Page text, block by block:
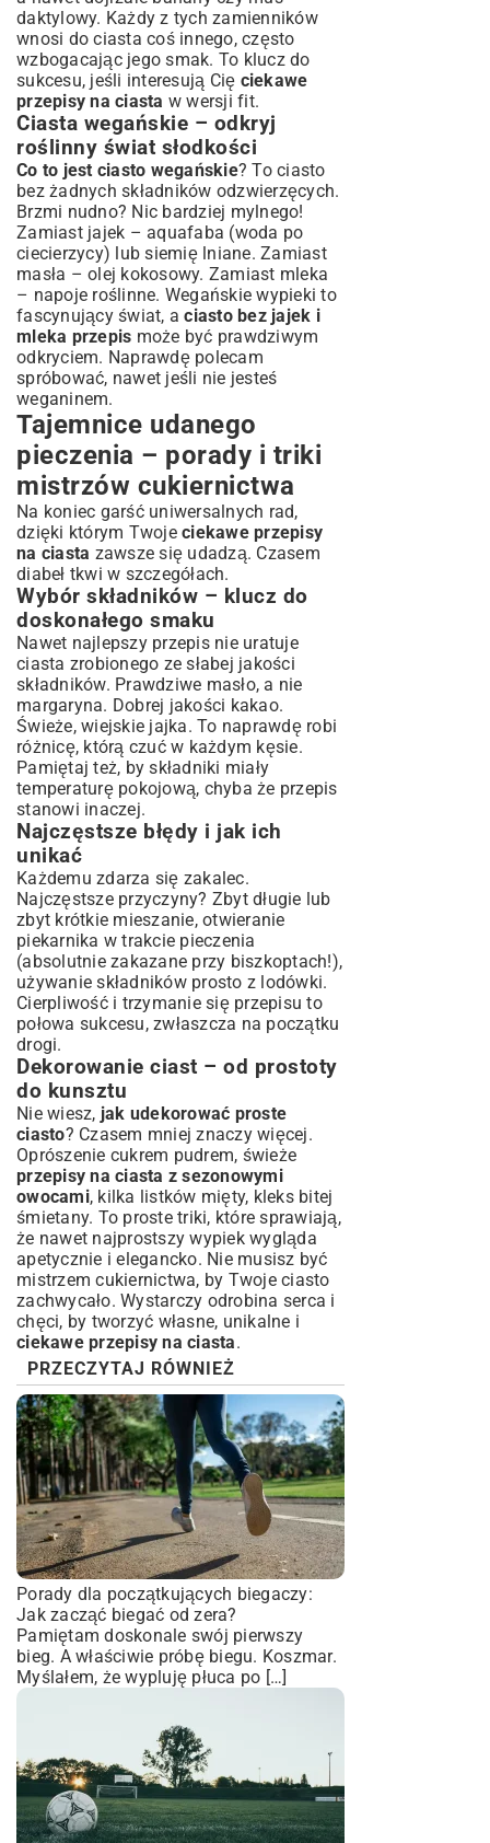
daktylowy. Każdy z tych zamienników
wnosi do ciasta coś innego, często
wzbogacając jego smak. To klucz do
sukcesu, jeśli interesują Cię ciekawe
przepisy na ciasta w wersji fit.
Ciasta wegańskie – odkryj
roślinny świat słodkości
Co to jest ciasto wegańskie? To ciasto
bez żadnych składników odzwierzęcych.
Brzmi nudno? Nic bardziej mylnego!
Zamiast jajek – aquafaba (woda po
ciecierzycy) lub siemię lniane. Zamiast
masła – olej kokosowy. Zamiast mleka
– napoje roślinne. Wegańskie wypieki to
fascynujący świat, aciasto bez jajek i
mleka przepis może być prawdziwym
odkryciem. Naprawdę polecam
spróbować, nawet jeśli nie jesteś
weganinem.
Tajemnice udanego
pieczenia – porady i triki
mistrzów cukiernictwa
Na koniec garść uniwersalnych rad,
dzięki którym Twoje ciekawe przepisy
na ciasta zawsze się udadzą. Czasem
diabeł tkwi w szczegółach.
Wybór składników – klucz do
doskonałego smaku
Nawet najlepszy przepis nie uratuje
ciasta zrobionego ze słabej jakości
składników. Prawdziwe masło, a nie
margaryna. Dobrej jakości kakao.
Świeże, wiejskie jajka. To naprawdę robi
różnicę, którą czuć w każdym kęsie.
Pamiętaj też, by składniki miały
temperaturę pokojową, chyba że przepis
stanowi inaczej.
Najczęstsze błędy i jak ich
unikać
Każdemu zdarza się zakalec.
Najczęstsze przyczyny? Zbyt długie lub
zbyt krótkie mieszanie, otwieranie
piekarnika w trakcie pieczenia
(absolutnie zakazane przy biszkoptach!),
używanie składników prosto z lodówki.
Cierpliwość i trzymanie się przepisu to
połowa sukcesu, zwłaszcza na początku
drogi.
Dekorowanie ciast – od prostoty
do kunsztu
Nie wiesz, jak udekorować proste
ciasto? Czasem mniej znaczy więcej.
Oprószenie cukrem pudrem, świeże
przepisy na ciasta z sezonowymi
owocami, kilka listków mięty, kleks bitej
śmietany. To proste triki, które sprawiają,
że nawet najprostszy wypiek wygląda
apetycznie i elegancko. Nie musisz być
mistrzem cukiernictwa, by Twoje ciasto
zachwycało. Wystarczy odrobina serca i
chęci, by tworzyć własne, unikalne i
ciekawe przepisy na ciasta.
PRZECZYTAJ RÓWNIEŻ
Porady dla początkujących biegaczy:
Jak zacząć biegać od zera?
Pamiętam doskonale swój pierwszy
bieg. A właściwie próbę biegu. Koszmar.
Myślałem, że wypluję płuca po […]